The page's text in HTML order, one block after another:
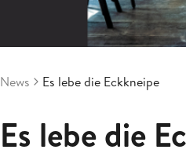
News Es lebe die Eckkneipe
Es lebe die